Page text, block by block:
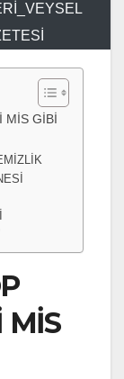
MİS GİBİ
MİS